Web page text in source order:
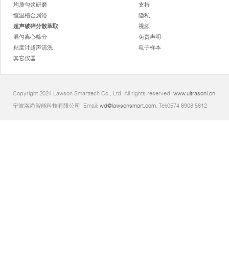
均质匀浆研磨
恒温槽金属浴
超声破碎分散萃取
混匀离心筛分
粘度计超声清洗
其它仪器
支持
隐私
视频
免责声明
电子样本
Copyright 2024 Lawson Smarttech Co., Ltd. All rights reserved. www.ultrasoni.cn
宁波洛尚智能科技有限公司. Email: wd@lawsonsmart.com. Tel:0574 8908 5812